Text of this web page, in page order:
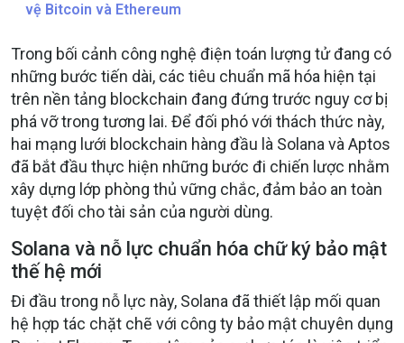
vệ Bitcoin và Ethereum
Trong bối cảnh công nghệ điện toán lượng tử đang có
những bước tiến dài, các tiêu chuẩn mã hóa hiện tại
trên nền tảng blockchain đang đứng trước nguy cơ bị
phá vỡ trong tương lai. Để đối phó với thách thức này,
hai mạng lưới blockchain hàng đầu là Solana và Aptos
đã bắt đầu thực hiện những bước đi chiến lược nhằm
xây dựng lớp phòng thủ vững chắc, đảm bảo an toàn
tuyệt đối cho tài sản của người dùng.
Solana và nỗ lực chuẩn hóa chữ ký bảo mật
thế hệ mới
Đi đầu trong nỗ lực này, Solana đã thiết lập mối quan
hệ hợp tác chặt chẽ với công ty bảo mật chuyên dụng